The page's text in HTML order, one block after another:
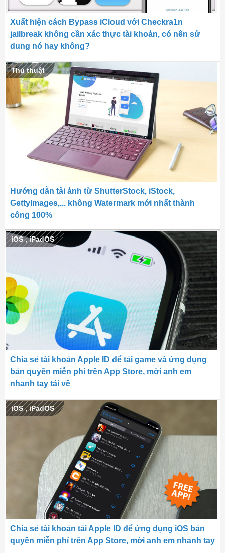
Xuất hiện cách Bypass iCloud với Checkra1n
jailbreak không cần xác thực tài khoản, có nên sử
dung nó hay không?
Thủ thuật
Hướng dẫn tải ảnh từ ShutterStock, iStock,
GettyImages,... không Watermark mới nhất thành
công 100%
iOS ,iPadOS
Chia sẻ tài khoản Apple ID để tải game và ứng dụng
bản quyền miễn phí trên App Store, mời anh em
nhanh tay tải về
iOS ,iPadOS
Chia sẻ tài khoản tải Apple ID để ứng dụng iOS bản
quyền miễn phí trên App Store, mời anh em nhanh tay